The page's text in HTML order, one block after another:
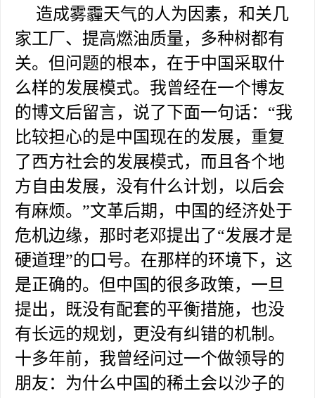
造成雾霾天气的人为因素，和关几
家工厂、提高燃油质量，多种树都有
关。但问题的根本，在于中国采取什
么样的发展模式。我曾经在一个博友
的博文后留言，说了下面一句话：“我
比较担心的是中国现在的发展，重复
了西方社会的发展模式，而且各个地
方自由发展，没有什么计划，以后会
有麻烦。”文革后期，中国的经济处于
危机边缘，那时老邓提出了“发展才是
硬道理”的口号。在那样的环境下，这
是正确的。但中国的很多政策，一旦
提出，既没有配套的平衡措施，也没
有长远的规划，更没有纠错的机制。
十多年前，我曾经问过一个做领导的
朋友：为什么中国的稀土会以沙子的